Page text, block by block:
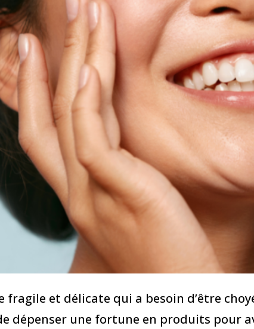
fragile et délicate qui a besoin d’être
dépenser une fortune en produits pour